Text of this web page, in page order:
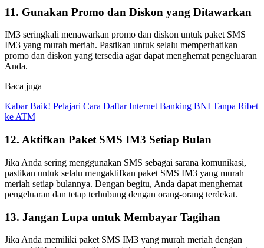
11. Gunakan Promo dan Diskon yang Ditawarkan
IM3 seringkali menawarkan promo dan diskon untuk paket SMS
IM3 yang murah meriah. Pastikan untuk selalu memperhatikan
promo dan diskon yang tersedia agar dapat menghemat pengeluaran
Anda.
Baca juga
Kabar Baik! Pelajari Cara Daftar Internet Banking BNI Tanpa Ribet
ke ATM
12. Aktifkan Paket SMS IM3 Setiap Bulan
Jika Anda sering menggunakan SMS sebagai sarana komunikasi,
pastikan untuk selalu mengaktifkan paket SMS IM3 yang murah
meriah setiap bulannya. Dengan begitu, Anda dapat menghemat
pengeluaran dan tetap terhubung dengan orang-orang terdekat.
13. Jangan Lupa untuk Membayar Tagihan
Jika Anda memiliki paket SMS IM3 yang murah meriah dengan